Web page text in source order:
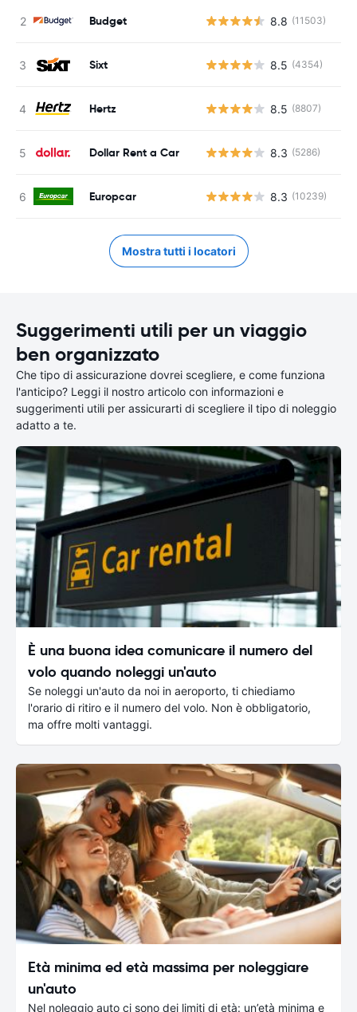
Budget 8.8 (11503)
Sixt 8.5 (4354)
Hertz 8.5 (8807)
Dollar Rent a Car 8.3 (5286)
Europcar 8.3 (10239)
Mostra tutti i locatori
Suggerimenti utili per un viaggio
ben organizzato
Che tipo di assicurazione dovrei scegliere, e come funziona
l'anticipo? Leggi il nostro articolo con informazioni e
suggerimenti utili per assicurarti di scegliere il tipo di noleggio
adatto a te.
È una buona idea comunicare il numero del
volo quando noleggi un'auto
Se noleggi un'auto da noi in aeroporto, ti chiediamo
l'orario di ritiro e il numero del volo. Non è obbligatorio,
ma offre molti vantaggi.
Età minima ed età massima per noleggiare
un'auto
Nel noleggio auto ci sono dei limiti di età: un’età minima e